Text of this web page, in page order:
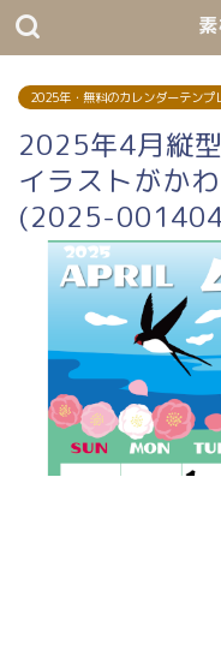
2025年・無料のカレンダーテンプ
2025年4月縦
イラストがか
(2025-